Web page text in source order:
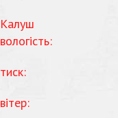
Калуш
вологість:
тиск:
вітер: